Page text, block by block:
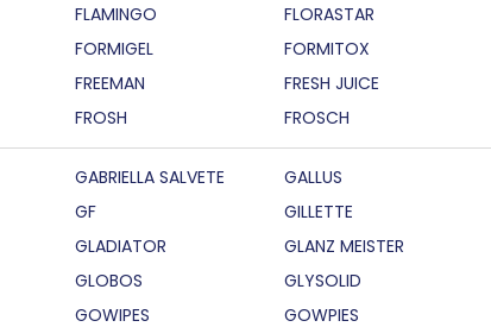
FLAMINGO FLORASTAR
FORMIGEL FORMITOX
FREEMAN FRESH JUICE
FROSH FROSCH
GABRIELLA SALVETE GALLUS
GF GILLETTE
GLADIATOR GLANZ MEISTER
GLOBOS GLYSOLID
GOWIPES GOWPIES